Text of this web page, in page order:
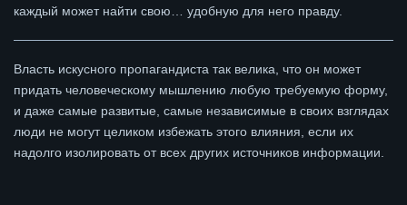
каждый может найти свою… удобную для него правду.
Власть искусного пропагандиста так велика, что он может
придать человеческому мышлению любую требуемую форму,
и даже самые развитые, самые независимые в своих взглядах
люди не могут целиком избежать этого влияния, если их
надолго изолировать от всех других источников информации.